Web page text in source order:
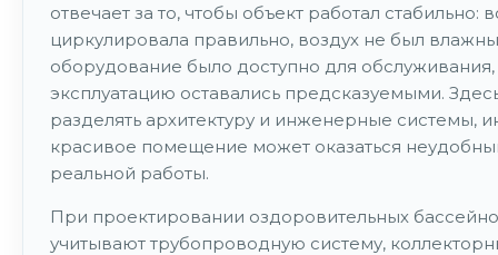
отвечает за то, чтобы объект работал стабильно:
циркулировала правильно, воздух не был
оборудование было доступно для
эксплуатацию оставались предсказуемыми.
разделять архитектуру и инженерные системы,
красивое помещение может оказаться
реальной работы.
При проектировании оздоровительных
учитывают трубопроводную систему,